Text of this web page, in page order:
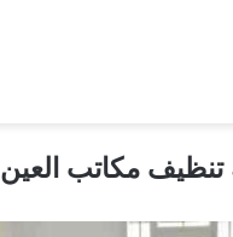
مكاتب العين